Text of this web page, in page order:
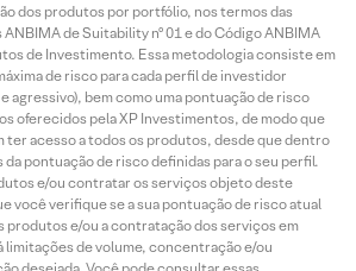
dos produtos por portfólio, nos termos das
de Suitability nº 01 e do Código ANBIMA
de Investimento. Essa metodologia consiste em
de risco para cada perfil de investidor
agressivo), bem como uma pontuação de risco
oferecidos pela XP Investimentos, de modo que
ter acesso a todos os produtos, desde que dentro
pontuação de risco definidas para o seu perfil.
e/ou contratar os serviços objeto deste
você verifique se a sua pontuação de risco atual
produtos e/ou a contratação dos serviços em
limitações de volume, concentração e/ou